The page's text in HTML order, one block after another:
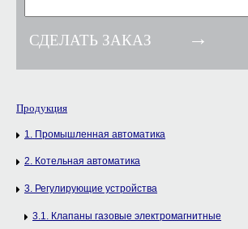
Продукция
1. Промышленная автоматика
2. Котельная автоматика
3. Регулирующие устройства
3.1. Клапаны газовые электромагнитные